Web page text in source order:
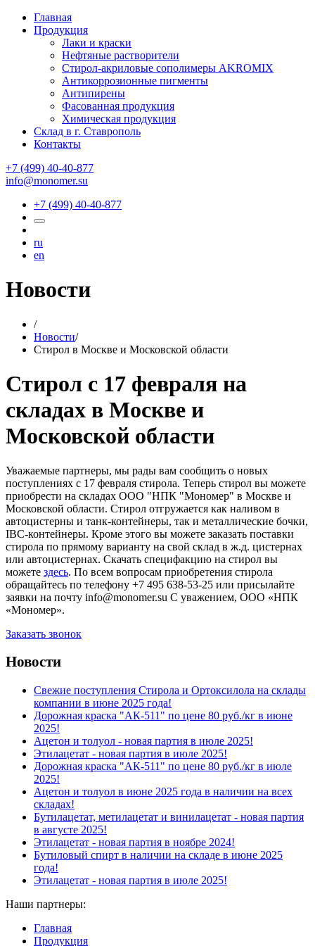
Главная
Продукция
Лаки и краски
Нефтяные растворители
Стирол-акриловые сополимеры AKROMIX
Антикоррозионные пигменты
Антипирены
Фасованная продукция
Химическая продукция
Склад в г. Ставрополь
Контакты
+7 (499) 40-40-877
info@monomer.su
+7 (499) 40-40-877
ru
en
Новости
/
Новости/
Стирол в Москве и Московской области
Стирол с 17 февраля на
складах в Москве и
Московской области
Уважаемые партнеры, мы рады вам сообщить о новых
поступлениях с 17 февраля стирола. Теперь стирол вы можете
приобрести на складах ООО "НПК "Мономер" в Москве и
Московской области. Стирол отгружается как наливом в
автоцистерны и танк-контейнеры, так и металлические бочки,
IBC-контейнеры. Кроме этого вы можете заказать поставки
стирола по прямому варианту на свой склад в ж.д. цистернах
или автоцистернах. Скачать специфакцию на стирол вы
можете здесь. По всем вопросам приобретения стирола
обращайтесь по телефону +7 495 638-53-25 или присылайте
заявки на почту info@monomer.su С уважением, ООО «НПК
«Мономер».
Заказать звонок
Новости
Свежие поступления Стирола и Ортоксилола на склады
компании в июне 2025 года!
Дорожная краска "АК-511" по цене 80 руб./кг в июне
2025!
Ацетон и толуол - новая партия в июле 2025!
Этилацетат - новая партия в июле 2025!
Дорожная краска "АК-511" по цене 80 руб./кг в июле
2025!
Ацетон и толуол в июне 2025 года в наличии на всех
складах!
Бутилацетат, метилацетат и винилацетат - новая партия
в августе 2025!
Этилацетат - новая партия в ноябре 2024!
Бутиловый спирт в наличии на складе в июне 2025
года!
Этилацетат - новая партия в июле 2025!
Наши партнеры:
Главная
Продукция